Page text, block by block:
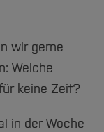
wir gerne
Welche
keine Zeit?
in der Woche